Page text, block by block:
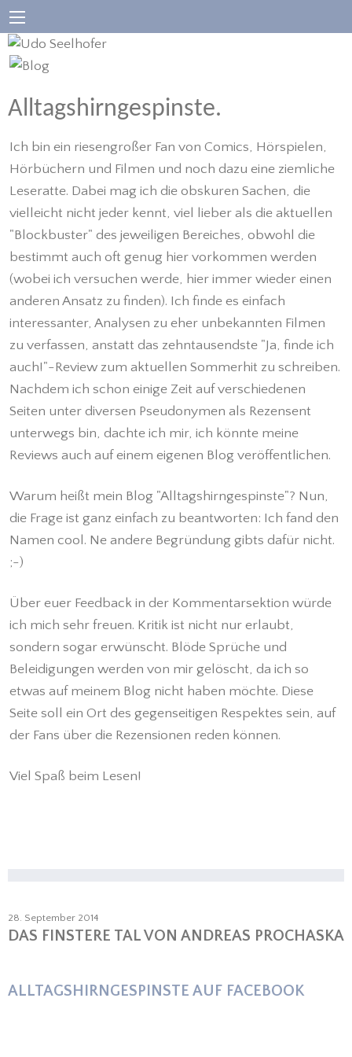
Alltagshirngespinste.
Ich bin ein riesengroßer Fan von Comics, Hörspielen,
Hörbüchern und Filmen und noch dazu eine ziemliche
Leseratte. Dabei mag ich die obskuren Sachen, die
vielleicht nicht jeder kennt, viel lieber als die aktuellen
"Blockbuster" des jeweiligen Bereiches, obwohl die
bestimmt auch oft genug hier vorkommen werden
(wobei ich versuchen werde, hier immer wieder einen
anderen Ansatz zu finden). Ich finde es einfach
interessanter, Analysen zu eher unbekannten Filmen
zu verfassen, anstatt das zehntausendste "Ja, finde ich
auch!"-Review zum aktuellen Sommerhit zu schreiben.
Nachdem ich schon einige Zeit auf verschiedenen
Seiten unter diversen Pseudonymen als Rezensent
unterwegs bin, dachte ich mir, ich könnte meine
Reviews auch auf einem eigenen Blog veröffentlichen.
Warum heißt mein Blog "Alltagshirngespinste"? Nun,
die Frage ist ganz einfach zu beantworten: Ich fand den
Namen cool. Ne andere Begründung gibts dafür nicht.
;-)
Über euer Feedback in der Kommentarsektion würde
ich mich sehr freuen. Kritik ist nicht nur erlaubt,
sondern sogar erwünscht. Blöde Sprüche und
Beleidigungen werden von mir gelöscht, da ich so
etwas auf meinem Blog nicht haben möchte. Diese
Seite soll ein Ort des gegenseitigen Respektes sein, auf
der Fans über die Rezensionen reden können.
Viel Spaß beim Lesen!
28. September 2014
DAS FINSTERE TAL VON ANDREAS PROCHASKA
ALLTAGSHIRNGESPINSTE AUF FACEBOOK